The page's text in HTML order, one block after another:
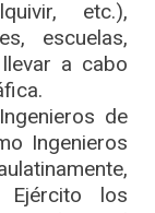
etc.),
escuelas,
a cabo
de
Ingenieros
los